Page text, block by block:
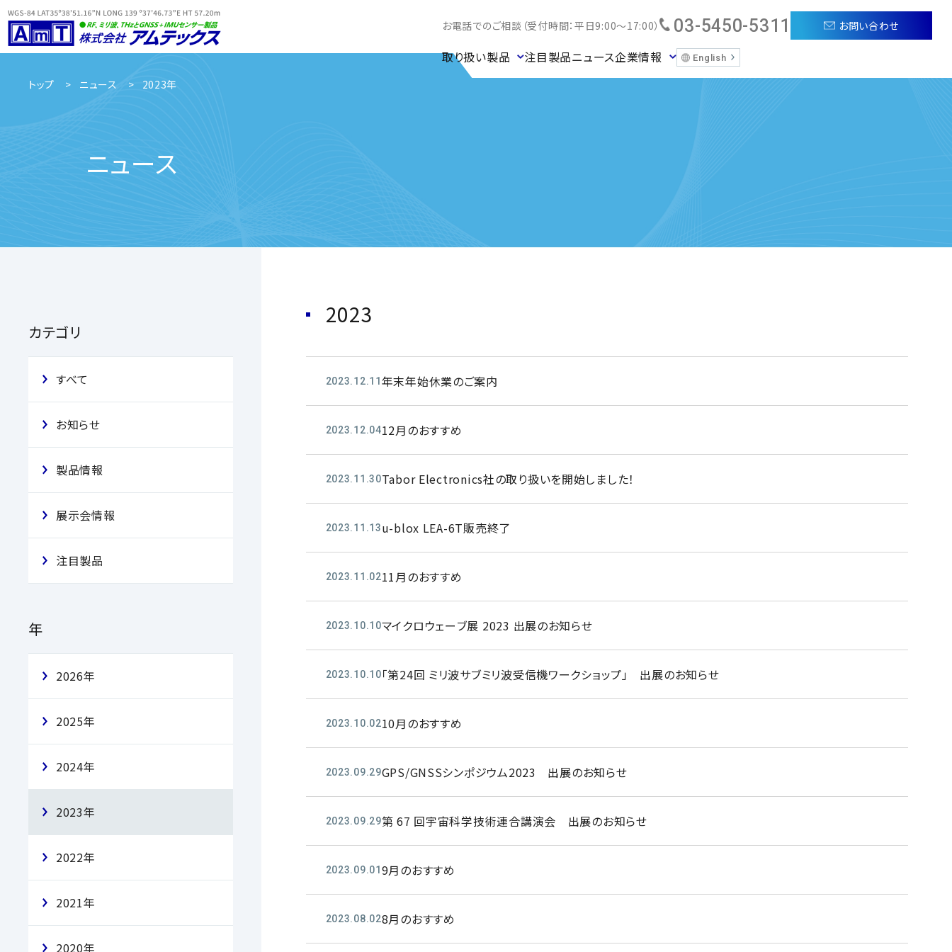
お電話でのご相談（受付時間：平日9:00～17:00） 03-5450-5311 お問い合わせ
取り扱い製品 注目製品ニュース企業情報 English
トップ ニュース 2023年
ニュース
2023
2023.12.11年末年始休業のご案内
2023.12.0412月のおすすめ
2023.11.30Tabor Electronics社の取り扱いを開始しました！
2023.11.13u-blox LEA-6T販売終了
2023.11.0211月のおすすめ
2023.10.10マイクロウェーブ展 2023 出展のお知らせ
2023.10.10「第24回 ミリ波サブミリ波受信機ワークショップ」 出展のお知らせ
2023.10.0210月のおすすめ
2023.09.29GPS/GNSSシンポジウム2023 出展のお知らせ
2023.09.29第 67 回宇宙科学技術連合講演会 出展のお知らせ
2023.09.019月のおすすめ
2023.08.028月のおすすめ
カテゴリ
すべて
お知らせ
製品情報
展示会情報
注目製品
年
2026年
2025年
2024年
2023年
2022年
2021年
2020年